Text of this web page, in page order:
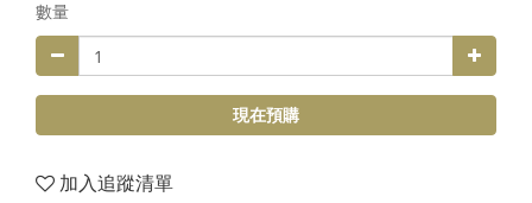
數量
現在預購
加入追蹤清單